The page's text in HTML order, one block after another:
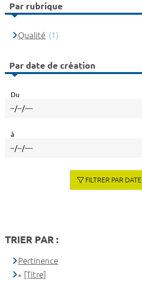
Par rubrique
Qualité (1)
Par date de création
Du
à
FILTRER PAR DATE
TRIER PAR :
Pertinence
[Titre]